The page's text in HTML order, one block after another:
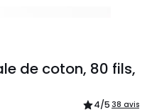
de coton, 80 fils,
4/5 38 avis